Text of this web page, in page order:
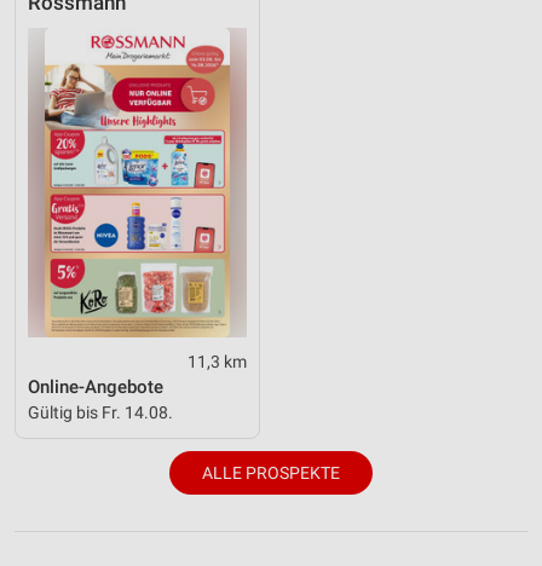
11,3 km
Online-Angebote
Gültig bis Fr. 14.08.
ALLE PROSPEKTE